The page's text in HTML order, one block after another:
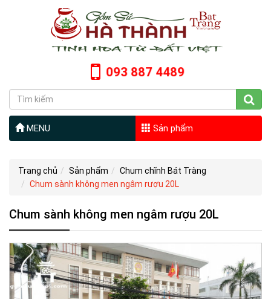
093 887 4489
MENU Sản phẩm
Trang chủ Sản phẩm
Chum chĩnh Bát Tràng
Chum sành không men ngâm rượu 20L
Chum sành không men ngâm rượu 20L